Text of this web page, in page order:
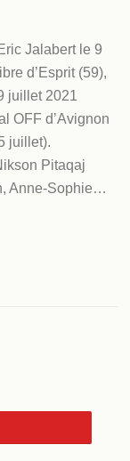
Jalabert le 9
d’Esprit (59),
juillet 2021
OFF d’Avignon
juillet).
Pitaqaj
Anne-Sophie…